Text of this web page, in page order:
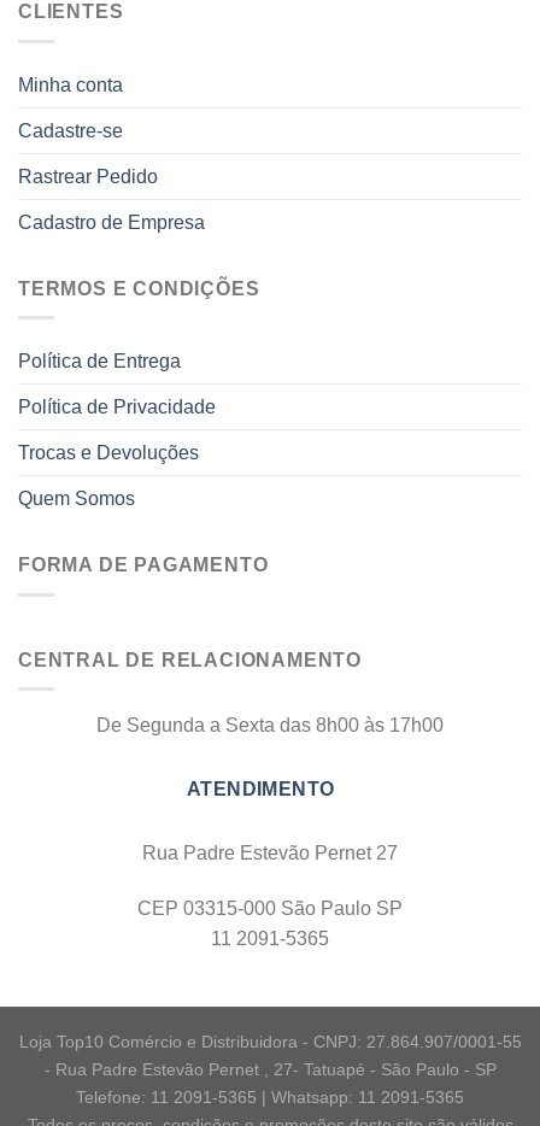
CLIENTES
Minha conta
Cadastre-se
Rastrear Pedido
Cadastro de Empresa
TERMOS E CONDIÇÕES
Política de Entrega
Política de Privacidade
Trocas e Devoluções
Quem Somos
FORMA DE PAGAMENTO
CENTRAL DE RELACIONAMENTO
De Segunda a Sexta das 8h00 às 17h00
Rua Padre Estevão Pernet 27
CEP 03315-000 São Paulo SP
11 2091-5365
Loja Top10 Comércio e Distribuidora - CNPJ: 27.864.907/0001-55
- Rua Padre Estevão Pernet , 27- Tatuapé - São Paulo - SP
Telefone: 11 2091-5365 | Whatsapp: 11 2091-5365